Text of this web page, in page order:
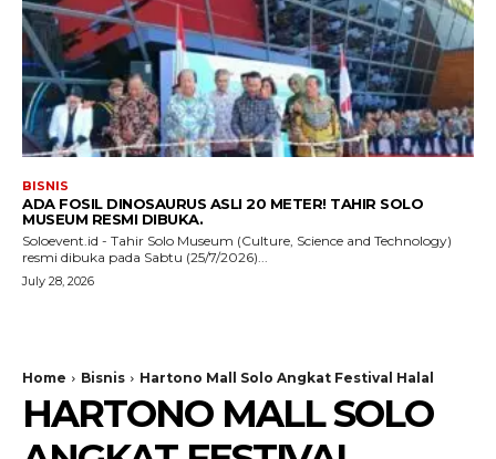
BISNIS
ADA FOSIL DINOSAURUS ASLI 20 METER! TAHIR SOLO
MUSEUM RESMI DIBUKA.
Soloevent.id - Tahir Solo Museum (Culture, Science and Technology)
resmi dibuka pada Sabtu (25/7/2026)...
July 28, 2026